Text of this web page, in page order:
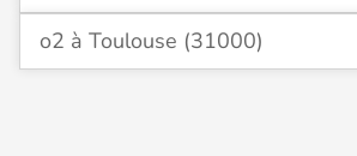
o2 à Toulouse (31000)